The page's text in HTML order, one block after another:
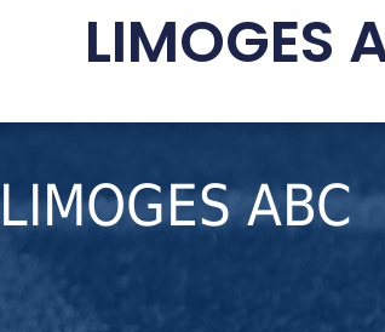
LIMOGES
LIMOGES ABC